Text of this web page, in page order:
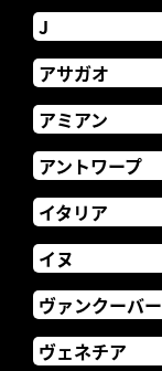
J
アサガオ
アミアン
アントワープ
イタリア
イヌ
ヴァンクーバー
ヴェネチア